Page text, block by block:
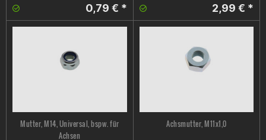
0,79 € * 2,99 € *
Mutter, M14, Universal, bspw. für
Achsen
Achsmutter, M11x1,0